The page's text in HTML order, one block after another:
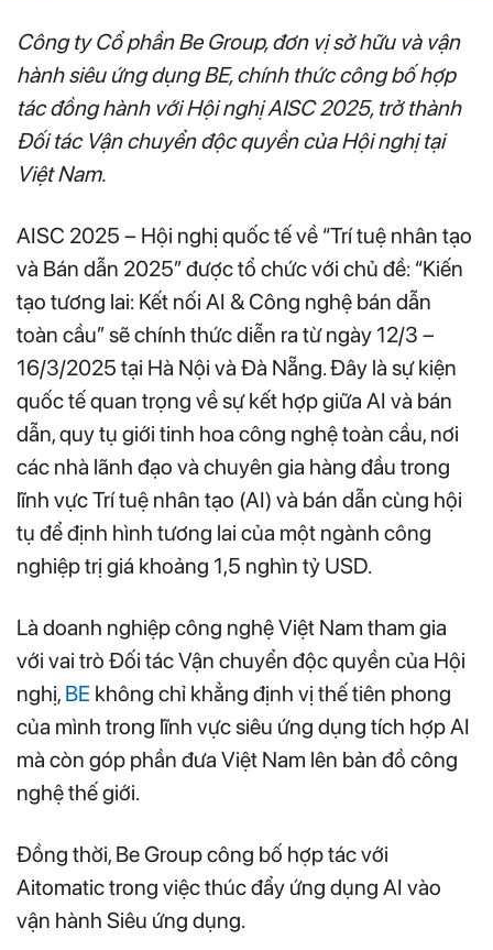
Công ty Cổ phần Be Group, đơn vị sở hữu và vận
hành siêu ứng dụng BE, chính thức công bố hợp
tác đồng hành với Hội nghị AISC 2025, trở thành
Đối tác Vận chuyển độc quyền của Hội nghị tại
Việt Nam.
AISC 2025 – Hội nghị quốc tế về “Trí tuệ nhân tạo
và Bán dẫn 2025” được tổ chức với chủ đề: “Kiến
tạo tương lai: Kết nối AI & Công nghệ bán dẫn
toàn cầu” sẽ chính thức diễn ra từ ngày 12/3 –
16/3/2025 tại Hà Nội và Đà Nẵng. Đây là sự kiện
quốc tế quan trọng về sự kết hợp giữa AI và bán
dẫn, quy tụ giới tinh hoa công nghệ toàn cầu, nơi
các nhà lãnh đạo và chuyên gia hàng đầu trong
lĩnh vực Trí tuệ nhân tạo (AI) và bán dẫn cùng hội
tụ để định hình tương lai của một ngành công
nghiệp trị giá khoảng 1,5 nghìn tỷ USD.
Là doanh nghiệp công nghệ Việt Nam tham gia
với vai trò Đối tác Vận chuyển độc quyền của Hội
nghị, BE không chỉ khẳng định vị thế tiên phong
của mình trong lĩnh vực siêu ứng dụng tích hợp AI
mà còn góp phần đưa Việt Nam lên bản đồ công
nghệ thế giới.
Đồng thời, Be Group công bố hợp tác với
Aitomatic trong việc thúc đẩy ứng dụng AI vào
vận hành Siêu ứng dụng.